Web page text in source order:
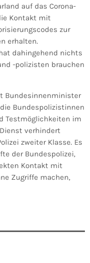
auf das Corona-
Kontakt mit
zur
erhalten.
dahingehend nichts
-polizisten brauchen
Bundesinnenminister
Bundespolizistinnen
Testmöglichkeiten im
verhindert
zweiter Klasse. Es
der Bundespolizei,
Kontakt mit
Zugriffe machen,